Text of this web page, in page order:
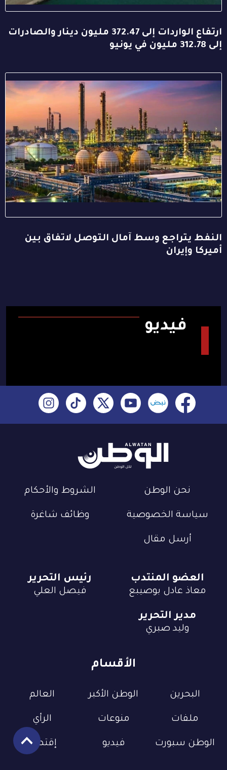
ارتفاع الواردات إلى 372.47 مليون دينار والصادرات
إلى 312.78 مليون في يونيو
النفط يتراجع وسط آمال التوصل لاتفاق بين
أميركا وإيران
فيديو
نحن الوطن الشروط والأحكام
سياسة الخصوصية وظائف شاغرة
أرسل مقال
الأقسام
البحرين الوطن الأكبر العالم
ملفات منوعات الرأي
الوطن سبورت فيديو إقتصاد
العضو المنتدب
معاذ عادل بوصيبع
رئيس التحرير
فيصل العلي
مدير التحرير
وليد صبري